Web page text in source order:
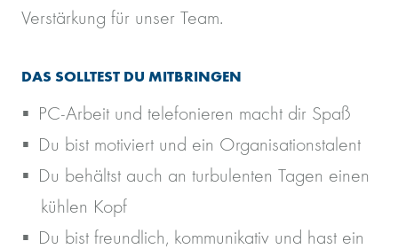
Verstärkung für unser Team.
DAS SOLLTEST DU MITBRINGEN
PC-Arbeit und telefonieren macht dir Spaß
Du bist motiviert und ein Organisationstalent
Du behältst auch an turbulenten Tagen einen
kühlen Kopf
Du bist freundlich, kommunikativ und hast ein